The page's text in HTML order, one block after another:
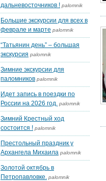
дальневосточников ! palomnik
Большие экскурсии для всех в
феврале и марте palomnik
“Татьянин день” – большая
экскурсия palomnik
Зимние экскурсии для
паломников palomnik
Идет запись в поездки по
России на 2026 год. palomnik
Зимний Крестный ход
состоится ! palomnik
Престольный праздник у
Архангела Михаила palomnik
Золотой октябрь в
Петропавловке. palomnik